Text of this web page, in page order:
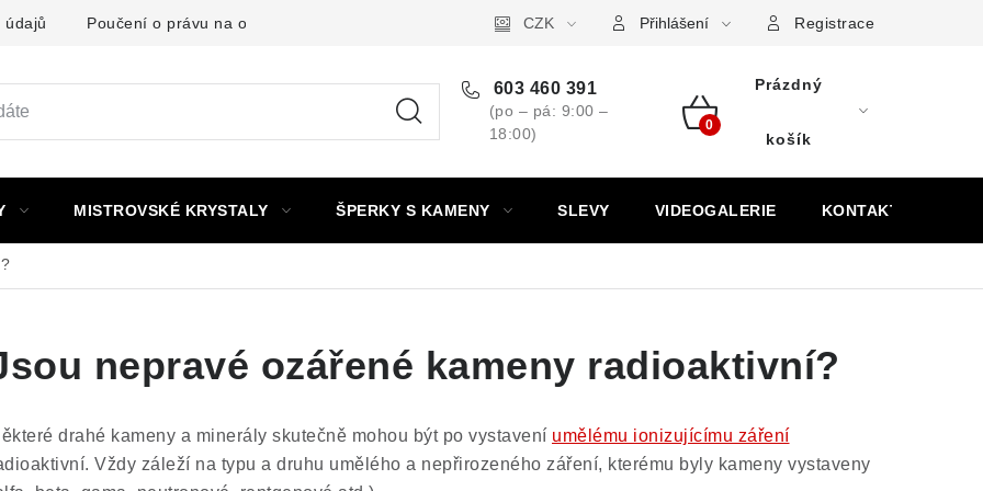
údajů Poučení o právu na odstoupení od smlouvy Puncovní značky Výkup minerálů a drahých kamenů
CZK Přihlášení Registrace
603 460 391
(po – pá: 9:00 –
18:00)
Nákupní
Prázdný
košík
MISTROVSKÉ KRYSTALY ŠPERKY S KAMENY SLEVY VIDEOGALERIE KONTAKT
nepravé ozářené kameny radioaktivní?
drahé kameny a minerály skutečně mohou být po vystavení umělému ionizujícímu záření
Vždy záleží na typu a druhu umělého a nepřirozeného záření, kterému byly kameny vystaveny